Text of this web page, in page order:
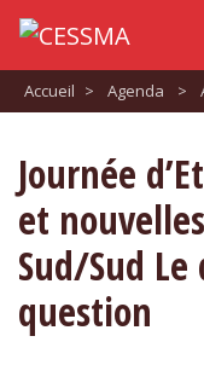
Accueil > Agenda >
Journée
et
Sud/Sud
question